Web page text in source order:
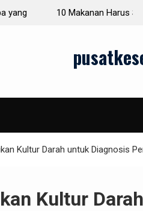
untuk Meningkatkan Energi
Kultur Darah untuk Diagnosis
Kultur